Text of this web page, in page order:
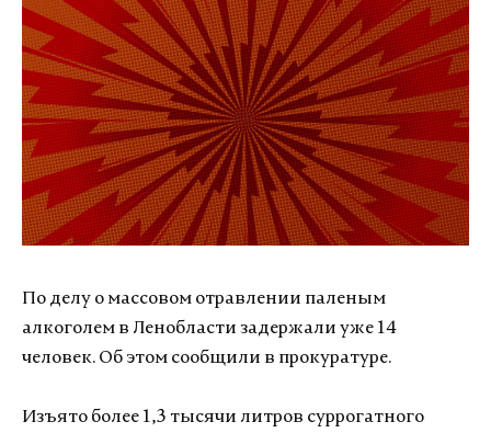
По делу о массовом отравлении паленым
алкоголем в Ленобласти задержали уже 14
человек. Об этом сообщили в прокуратуре.
Изъято более 1,3 тысячи литров суррогатного